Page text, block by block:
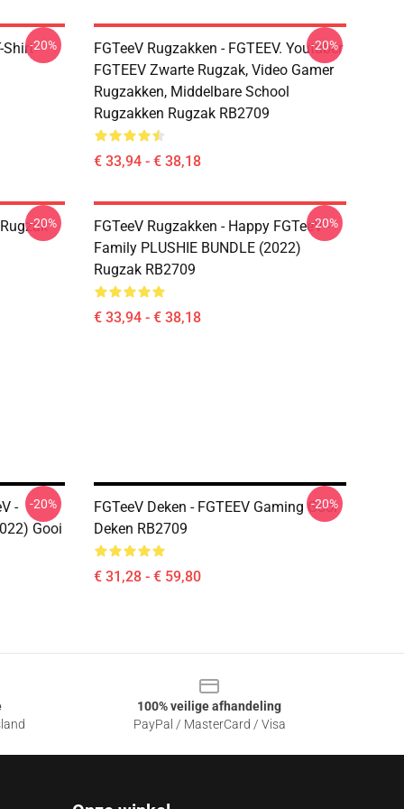
Shirt-20%
FGTeeV Rugzakken - FGTEEV. Youtuber
FGTEEV Zwarte Rugzak, Video Gamer
Rugzakken, Middelbare School
Rugzakken Rugzak RB2709
€ 33,94 - € 38,18
-20%
-20%
FGTeeV Rugzakken - Happy FGTeeV -
Family PLUSHIE BUNDLE (2022)
Rugzak RB2709
€ 33,94 - € 38,18
-20%
-
Gooi
-20%
FGTeeV Deken - FGTEEV Gaming Gooi
Deken RB2709
€ 31,28 - € 59,80
-20%
100% veilige afhandeling
PayPal / MasterCard / Visa